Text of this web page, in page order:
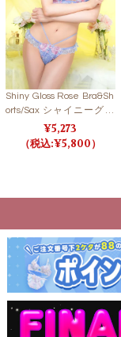
Shiny Gloss Rose Bra&Sh
orts/Sax シャイニーグロ
スローズブラ＆ショーツ/
サックス【LB6396】 【L
5,273
5,800